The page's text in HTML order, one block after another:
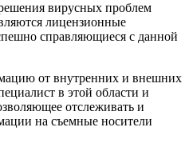
вирусных проблем
лицензионные
справляющиеся с данной
от внутренних и внешних
в этой области и
отслеживать и
на съемные носители